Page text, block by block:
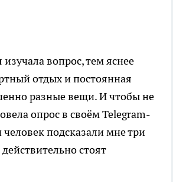
вопрос, тем яснее
отдых и постоянная
разные вещи. И чтобы не
опрос в своём Telegram-
человек подсказали мне три
стоят